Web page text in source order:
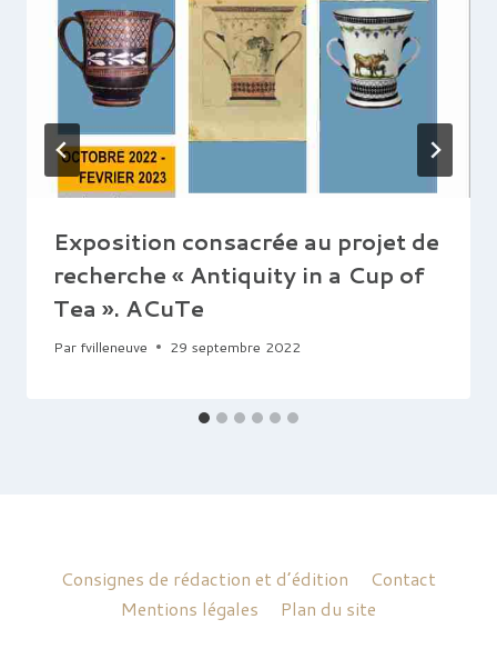
Exposition consacrée au projet de
recherche « Antiquity in a Cup of
Tea ». ACuTe
Par fvilleneuve 29 septembre 2022
Consignes de rédaction et d’édition
Contact
Mentions légales
Plan du site